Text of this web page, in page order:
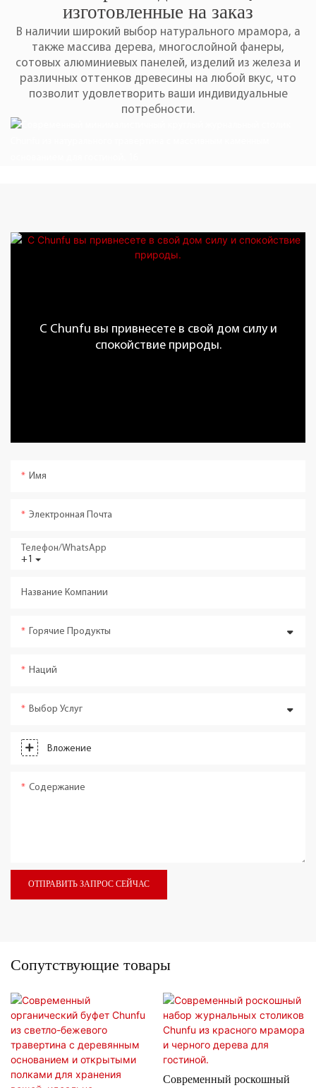
изготовленные на заказ
В наличии широкий выбор натурального мрамора, а
также массива дерева, многослойной фанеры,
сотовых алюминиевых панелей, изделий из железа и
различных оттенков древесины на любой вкус, что
позволит удовлетворить ваши индивидуальные
потребности.
С Chunfu вы привнесете в свой дом силу и
спокойствие природы.
Имя
Электронная Почта
+1
Телефон/WhatsApp
Название Компании
Горячие Продукты
Наций
Выбор Услуг
Вложение
Содержание
ОТПРАВИТЬ ЗАПРОС СЕЙЧАС
Сопутствующие товары
Современный роскошный